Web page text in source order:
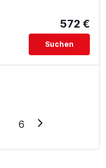
572 €
Suchen
6